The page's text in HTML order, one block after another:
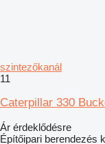
szintezőkanál
11
Caterpillar 330
Ár érdeklődésre
Építőipari berendezés